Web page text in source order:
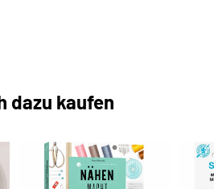
dazu kaufen